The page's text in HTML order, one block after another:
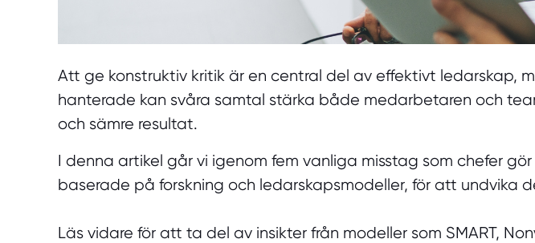
Att ge konstruktiv kritik är en central del av effektivt ledarskap,
hanterade kan svåra samtal stärka både medarbetaren och
och sämre resultat.
I denna artikel går vi igenom fem vanliga misstag som chefer
baserade på forskning och ledarskapsmodeller, för att undvika
Läs vidare för att ta del av insikter från modeller som SMART,